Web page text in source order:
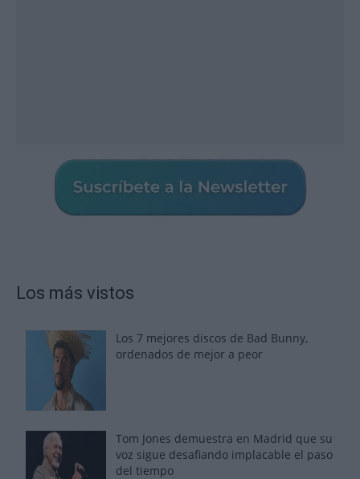
Los más vistos
Los 7 mejores discos de Bad Bunny,
ordenados de mejor a peor
Tom Jones demuestra en Madrid que su
voz sigue desafiando implacable el paso
del tiempo